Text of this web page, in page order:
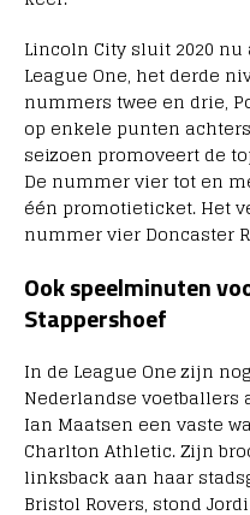
Lincoln City sluit 2020
League One, het derde
nummers twee en drie,
op enkele punten
seizoen promoveert de
De nummer vier tot en
één promotieticket. Het
nummer vier Doncaster
Ook speelminuten
Stappershoef
In de League One zijn
Nederlandse voetballers
Ian Maatsen een vaste
Charlton Athletic. Zijn
linksback aan haar
Bristol Rovers, stond